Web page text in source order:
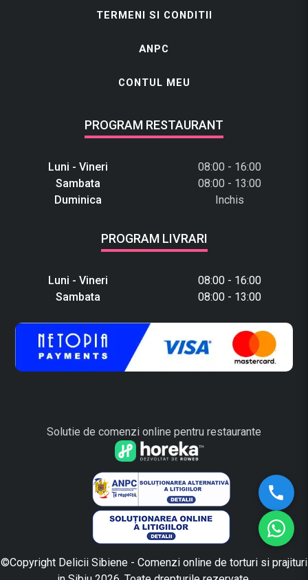
TERMENI SI CONDITII
ANPC
CONTUL MEU
PROGRAM RESTAURANT
Luni - Vineri
08:00 - 16:00
Sambata
08:00 - 13:00
Duminica
Inchis
PROGRAM LIVRARI
Luni - Vineri
08:00 - 16:00
Sambata
08:00 - 13:00
Solutie de comenzi online pentru restaurante
©Copyright Delicii Sibiene - Comenzi online de torturi si prajituri